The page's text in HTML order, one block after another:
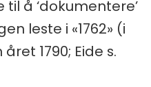
å ‘dokumentere’
leste i «1762» (i
1790; Eide s.